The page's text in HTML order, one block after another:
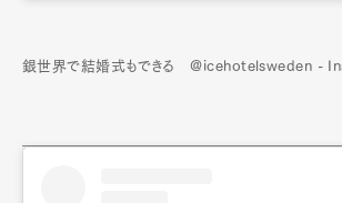
銀世界で結婚式もできる @icehotelsweden -